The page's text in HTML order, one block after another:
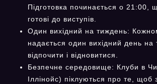
Підготовка починається о 21:00,
готові до виступів.
Один вихідний на тиждень:
надається один вихідний день
відпочити і відновитися.
Безпечне середовище: Клуби в
Іллінойс) піклуються про те, щоб